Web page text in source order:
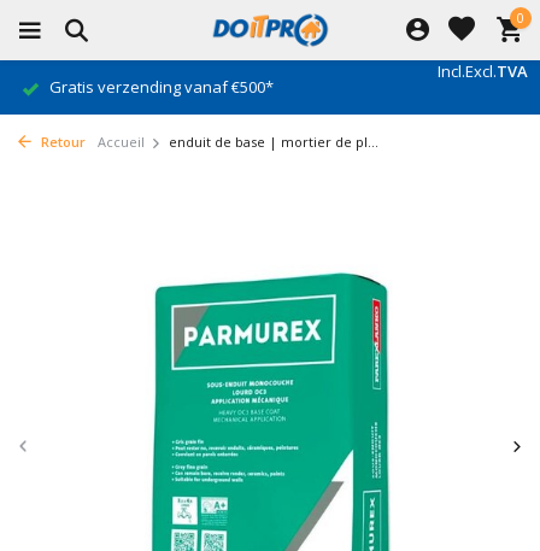
0
Incl.Excl.TVA
Gratis verzending vanaf €500*
Retour Accueil enduit de base | mortier de pl...